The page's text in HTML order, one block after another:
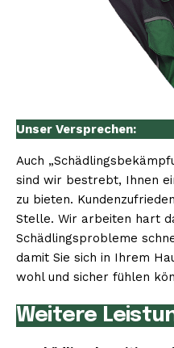
Unser Versprechen:
Auch
sind wir bestrebt, Ihnen
zu bieten.
Stelle. Wir arbeiten hart
Schädlingsprobleme
damit Sie sich in Ihrem
wohl und sicher fühlen
Weitere